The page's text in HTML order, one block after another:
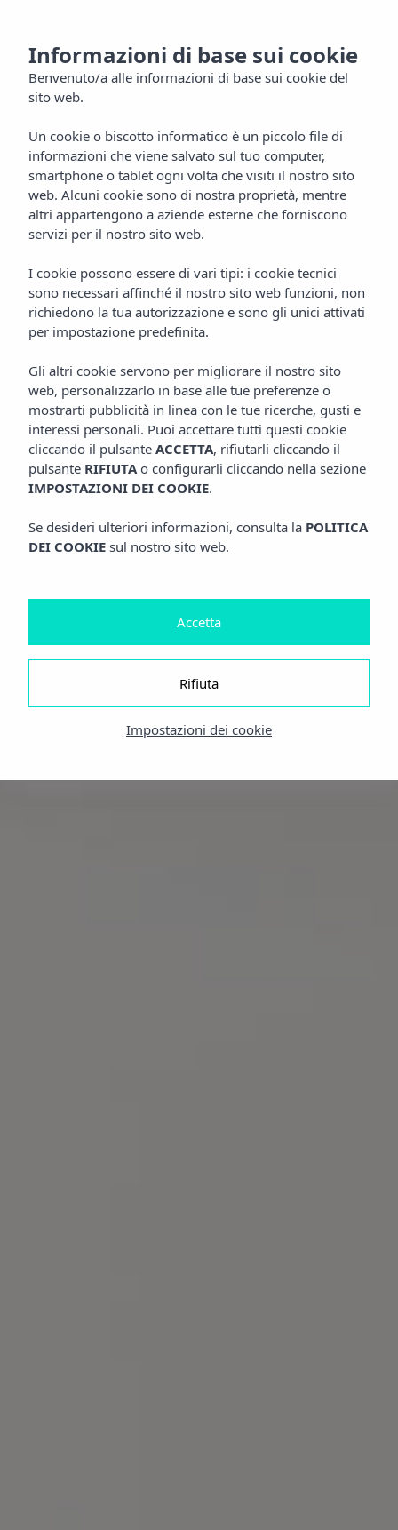
IT
Informazioni di base sui cookie
Benvenuto/a alle informazioni di base sui cookie del
sito web.
Un cookie o biscotto informatico è un piccolo file di
informazioni che viene salvato sul tuo computer,
smartphone o tablet ogni volta che visiti il nostro sito
web. Alcuni cookie sono di nostra proprietà, mentre
altri appartengono a aziende esterne che forniscono
servizi per il nostro sito web.
I cookie possono essere di vari tipi: i cookie tecnici
sono necessari affinché il nostro sito web funzioni, non
richiedono la tua autorizzazione e sono gli unici attivati
per impostazione predefinita.
Gli altri cookie servono per migliorare il nostro sito
web, personalizzarlo in base alle tue preferenze o
mostrarti pubblicità in linea con le tue ricerche, gusti e
interessi personali. Puoi accettare tutti questi cookie
cliccando il pulsante ACCETTA, rifiutarli cliccando il
pulsante RIFIUTAo configurarli cliccando nella sezione
IMPOSTAZIONI DEI COOKIE.
Se desideri ulteriori informazioni, consulta la POLITICA
DEI COOKIE sul nostro sito web.
Impostazioni dei cookie
Rifiuta
Accetta